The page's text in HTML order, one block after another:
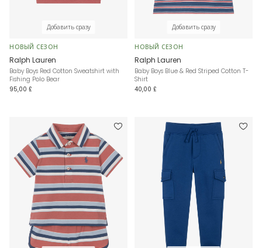
Добавить сразу
НОВЫЙ СЕЗОН
Ralph Lauren
Baby Boys Red Cotton Sweatshirt with
Fishing Polo Bear
95,00 £
Добавить сразу
НОВЫЙ СЕЗОН
Ralph Lauren
Baby Boys Blue & Red Striped Cotton T-
Shirt
40,00 £